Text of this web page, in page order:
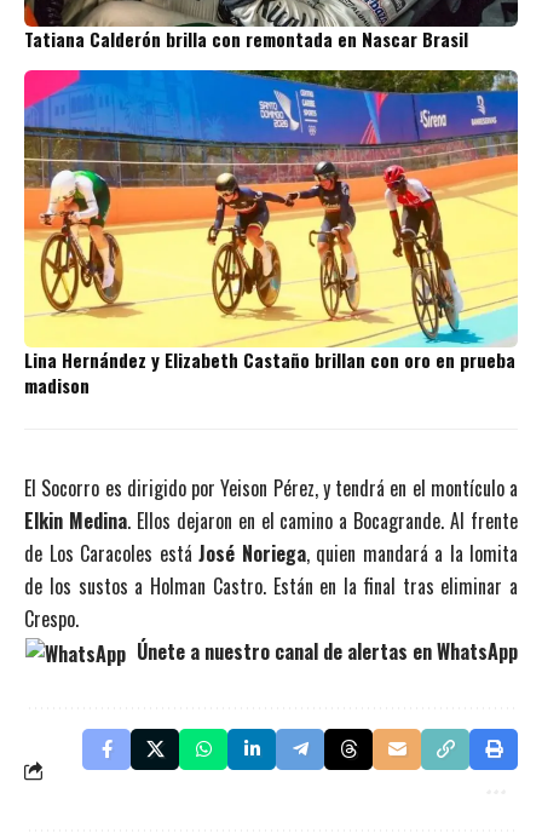
Tatiana Calderón brilla con remontada en Nascar Brasil
Lina Hernández y Elizabeth Castaño brillan con oro en prueba
madison
El Socorro es dirigido por Yeison Pérez, y tendrá en el montículo a
Elkin Medina. Ellos dejaron en el camino a Bocagrande. Al frente
de Los Caracoles está José Noriega, quien mandará a la lomita
de los sustos a Holman Castro. Están en la final tras eliminar a
Crespo.
Únete a nuestro canal de alertas en WhatsApp